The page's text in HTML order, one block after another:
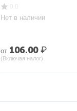
Нет в наличии
от 106.00₽
(Включая налог)